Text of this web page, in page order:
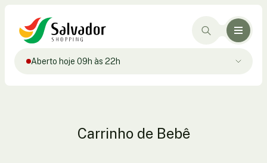
Aberto hoje 09h às 22h
Carrinho de Bebê